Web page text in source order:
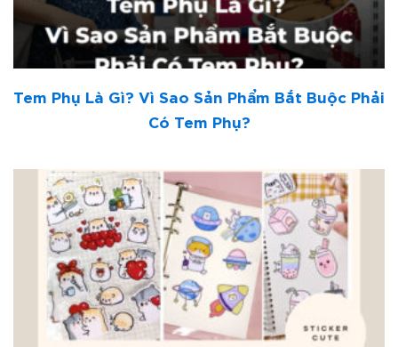
Tem Phụ Là Gì? Vì Sao Sản Phẩm Bắt Buộc Phải
Có Tem Phụ?